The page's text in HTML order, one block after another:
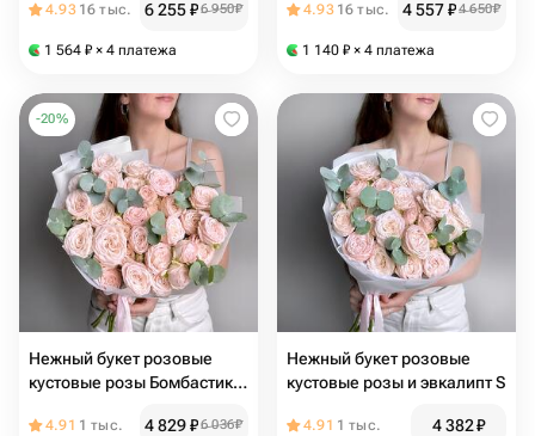
подарок маме, жене,
женщине на день рождение
4.93 16 тыс. 6 255₽6 950₽
1 564 ₽ × 4 платежа
4.93 16 тыс. 4 557₽4 650₽
1 140 ₽ × 4 платежа
-20%
Нежный букет розовые
кустовые розы Бомбастик и
4.91 1 тыс. 4 829₽6 036₽
Нежный букет розовые
кустовые розы и эвкалипт S
4.91 1 тыс. 4 382₽